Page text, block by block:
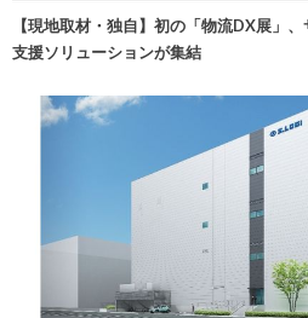
【現地取材・独自】初の「物流DX展」
支援ソリューションが集結